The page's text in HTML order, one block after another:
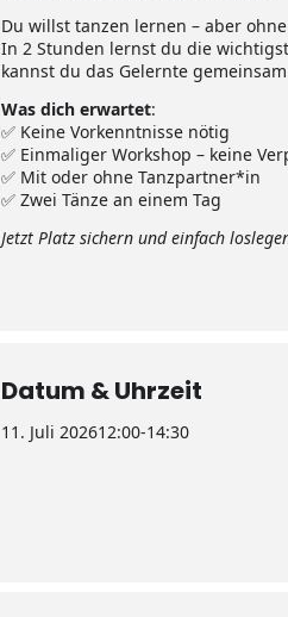
Du willst tanzen lernen – aber
In 2 Stunden lernst du die
kannst du das Gelernte
Was dich erwartet:
✅ Keine Vorkenntnisse nötig
✅ Einmaliger Workshop – keine
✅ Mit oder ohne Tanzpartner*in
✅ Zwei Tänze an einem Tag
Jetzt Platz sichern und einfach
Datum & Uhrzeit
11. Juli 202612:00-14:30